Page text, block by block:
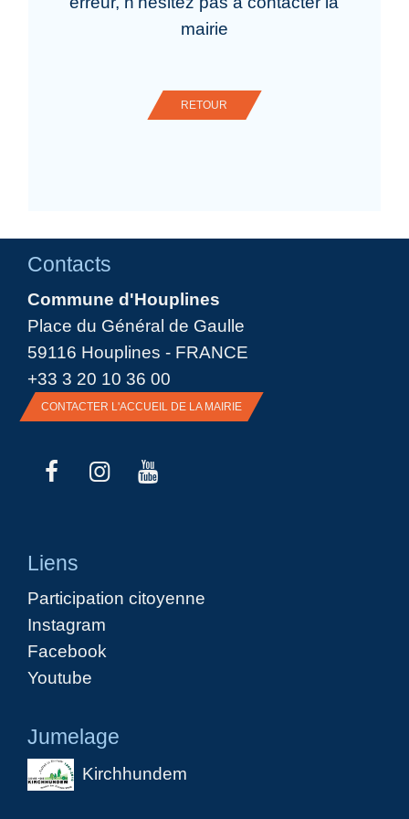
mairie
RETOUR
Contacts
Commune d'Houplines
Place du Général de Gaulle
59116 Houplines - FRANCE
+33 3 20 10 36 00
CONTACTER L'ACCUEIL DE LA MAIRIE
Liens
Participation citoyenne
Instagram
Facebook
Youtube
Jumelage
Kirchhundem